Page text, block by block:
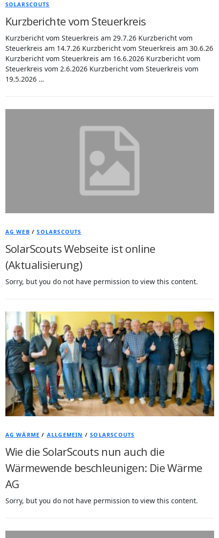
SOLARSCOUTS
Kurzberichte vom Steuerkreis
Kurzbericht vom Steuerkreis am 29.7.26 Kurzbericht vom
Steuerkreis am 14.7.26 Kurzbericht vom Steuerkreis am 30.6.26
Kurzbericht vom Steuerkreis am 16.6.2026 Kurzbericht vom
Steuerkreis vom 2.6.2026 Kurzbericht vom Steuerkreis vom
19.5.2026 …
AG WEB /SOLARSCOUTS
SolarScouts Webseite ist online
(Aktualisierung)
Sorry, but you do not have permission to view this content.
AG WÄRME / ALLGEMEIN /SOLARSCOUTS
Wie die SolarScouts nun auch die
Wärmewende beschleunigen: Die Wärme
AG
Sorry, but you do not have permission to view this content.